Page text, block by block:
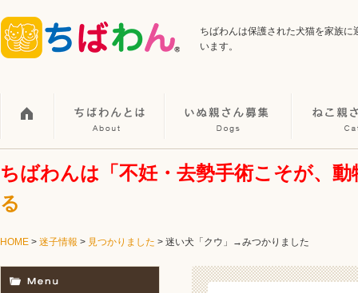
ちばわんは保護された犬猫を家族
います。
ちばわんは「不妊・去勢手術こそが、
る
HOME > 迷子情報 > 見つかりました > 迷い犬「クウ」→みつかりました